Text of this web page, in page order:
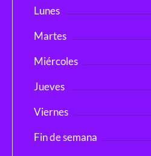
Lunes
Martes
Miércoles
Jueves
Viernes
Fin de semana